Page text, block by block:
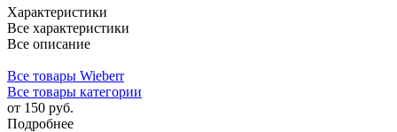
Характеристики
Все характеристики
Все описание
Все товары Wieberr
Все товары категории
от 150 руб.
Подробнее